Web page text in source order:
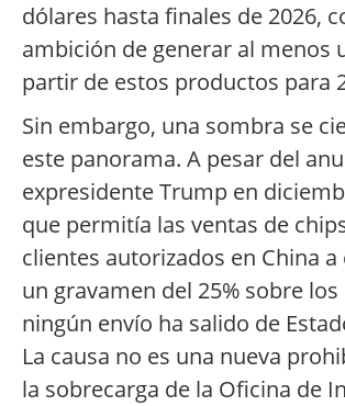
dólares hasta finales de 2026,
ambición de generar al menos
partir de estos productos para
Sin embargo, una sombra se
este panorama. A pesar del
expresidente Trump en
que permitía las ventas de
clientes autorizados en China
un gravamen del 25% sobre
ningún envío ha salido de
La causa no es una nueva
la sobrecarga de la Oficina de